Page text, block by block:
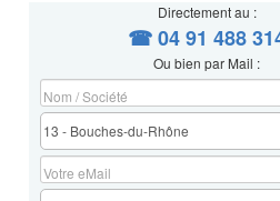
Directement au :
☎ 04 91 488
Ou bien par Mail :